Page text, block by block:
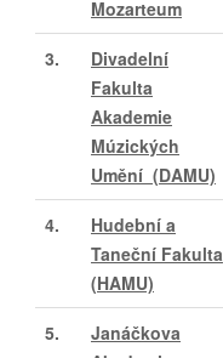
Mozarteum
3.
Divadelní
Fakulta
Akademie
Múzických
Umění (DAMU)
4.
Hudební a
Taneční Fakulta
(HAMU)
5.
Janáčkova